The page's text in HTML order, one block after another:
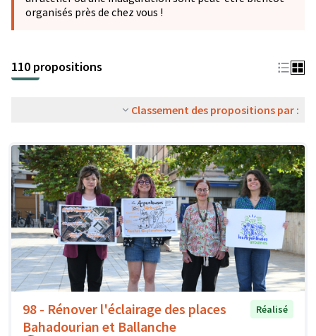
organisés près de chez vous !
110 propositions
Classement des propositions par :
98 - Rénover l'éclairage des places
Bahadourian et Ballanche
Réalisé